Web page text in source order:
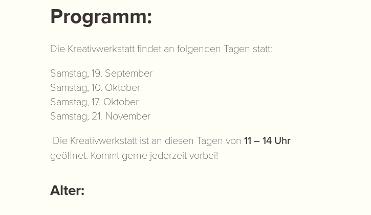
Programm:
Die Kreativwerkstatt findet an folgenden Tagen statt:
Samstag, 19. September
Samstag, 10. Oktober
Samstag, 17. Oktober
Samstag, 21. November
Die Kreativwerkstatt ist an diesen Tagen von 11 – 14 Uhr
geöffnet. Kommt gerne jederzeit vorbei!
Alter: